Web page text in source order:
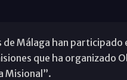
Málaga han participado
que ha organizado
Misional”.